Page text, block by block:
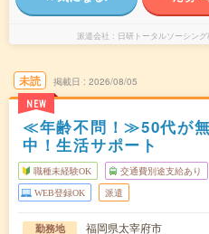
派遣会社 日研トータルソーシン
未読
NEW
掲載日 2026/08/05
≪年齢不問！≫50代が
中！生活サポート
職種未経験OK 交通費別途支給あり
WEB登録OK 派遣
勤務地 福岡県太宰府市